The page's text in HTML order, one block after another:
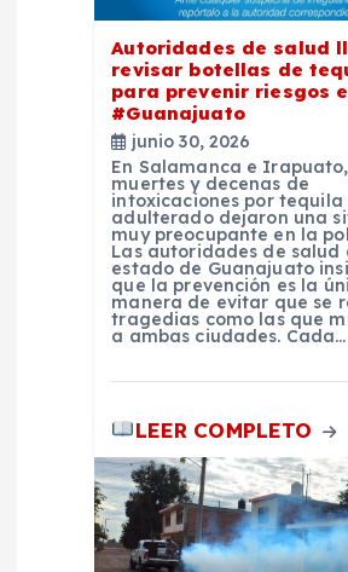
Autoridades de salud
revisar botellas de
para prevenir riesgos
#Guanajuato
junio 30, 2026
En Salamanca e
muertes y decenas de
intoxicaciones por tequila
adulterado dejaron una
muy preocupante en la
Las autoridades de salud
estado de Guanajuato
que la prevención es la
manera de evitar que se
tragedias como las que
a ambas ciudades. Cada…
LEER COMPLETO